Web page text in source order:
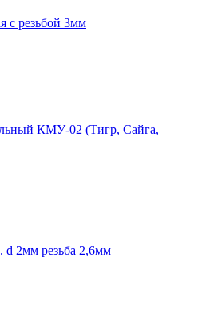
с резьбой 3мм
КМУ-02 (Тигр, Сайга,
d 2мм резьба 2,6мм